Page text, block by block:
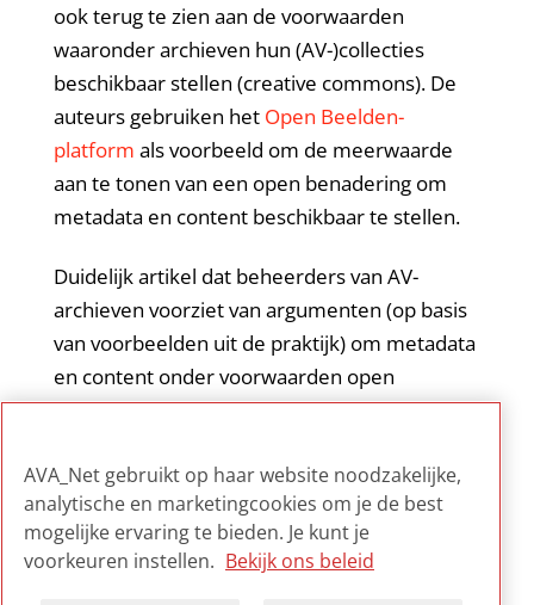
ook terug te zien aan de voorwaarden
waaronder archieven hun (AV-)collecties
beschikbaar stellen (creative commons). De
auteurs gebruiken het Open Beelden-
platform als voorbeeld om de meerwaarde
aan te tonen van een open benadering om
metadata en content beschikbaar te stellen.
Duidelijk artikel dat beheerders van AV-
archieven voorziet van argumenten (op basis
van voorbeelden uit de praktijk) om metadata
en content onder voorwaarden open
beschikbaar te stellen. Inclusief korte
het meten van het succes van open diensten.
AVA_Net gebruikt op haar website noodzakelijke,
analytische en marketingcookies om je de best
mogelijke ervaring te bieden. Je kunt je
voorkeuren instellen. Bekijk ons beleid